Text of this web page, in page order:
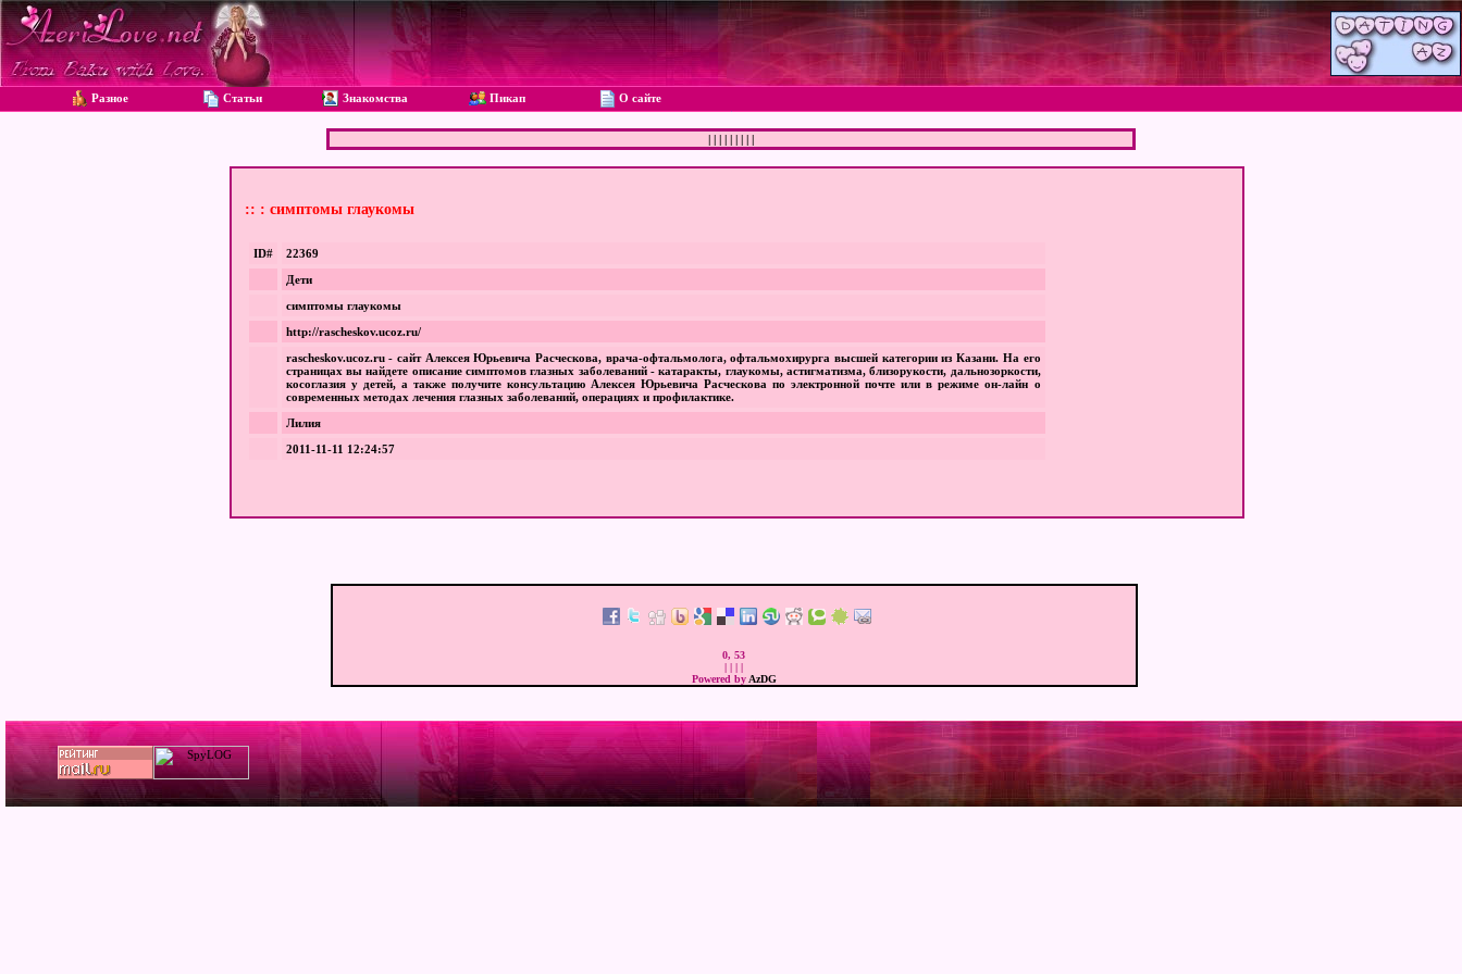
Разное Статьи Знакомства Пикап О сайте
| | | | | | | | |
:: : симптомы глаукомы
ID#
22369
Дети
симптомы глаукомы
http://rascheskov.ucoz.ru/
rascheskov.ucoz.ru - сайт Алексея Юрьевича Расческова, врача-офтальмолога, офтальмохирурга высшей категории из Казани. На его
страницах вы найдете описание симптомов глазных заболеваний - катаракты, глаукомы, астигматизма, близорукости, дальнозоркости,
косоглазия у детей, а также получите консультацию Алексея Юрьевича Расческова по электронной почте или в режиме он-лайн о
современных методах лечения глазных заболеваний, операциях и профилактике.
Лилия
2011-11-11 12:24:57
0, 53
| | | |
Powered by AzDG